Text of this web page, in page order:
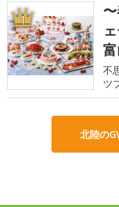
1
不
ツ
北陸の